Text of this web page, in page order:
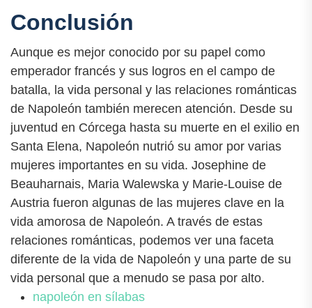
Conclusión
Aunque es mejor conocido por su papel como
emperador francés y sus logros en el campo de
batalla, la vida personal y las relaciones románticas
de Napoleón también merecen atención. Desde su
juventud en Córcega hasta su muerte en el exilio en
Santa Elena, Napoleón nutrió su amor por varias
mujeres importantes en su vida. Josephine de
Beauharnais, Maria Walewska y Marie-Louise de
Austria fueron algunas de las mujeres clave en la
vida amorosa de Napoleón. A través de estas
relaciones románticas, podemos ver una faceta
diferente de la vida de Napoleón y una parte de su
vida personal que a menudo se pasa por alto.
napoleón en sílabas